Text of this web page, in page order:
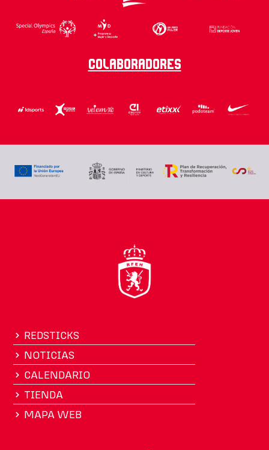
Colaboradores
REDSTICKS
NOTICIAS
CALENDARIO
TIENDA
MAPA WEB